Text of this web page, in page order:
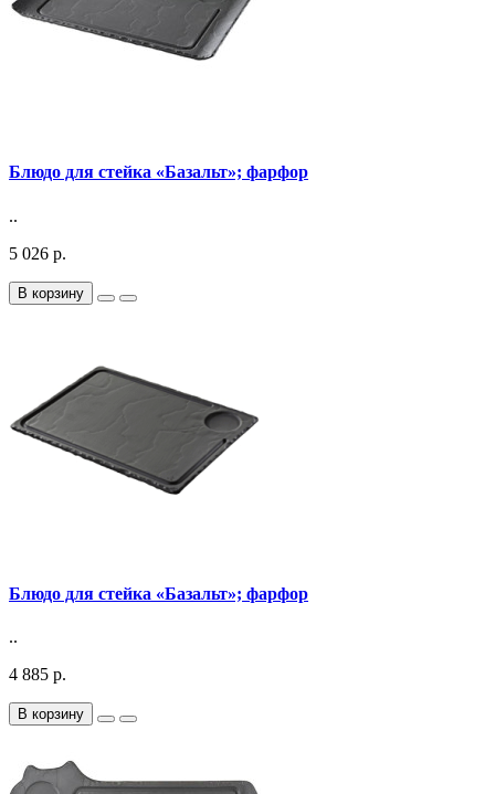
Блюдо для стейка «Базальт»; фарфор
..
5 026 р.
В корзину
Блюдо для стейка «Базальт»; фарфор
..
4 885 р.
В корзину